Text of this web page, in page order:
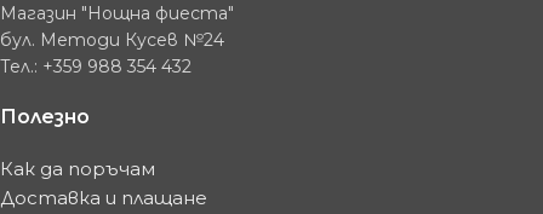
Магазин "Нощна фиеста"
бул. Методи Кусев №24
Тел.: +359 988 354 432
Полезно
Как да поръчам
Доставка и плащане